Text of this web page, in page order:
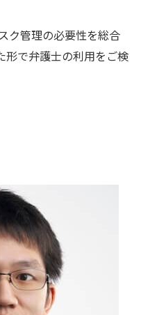
ク管理の必要性を総合
形で弁護士の利用をご検